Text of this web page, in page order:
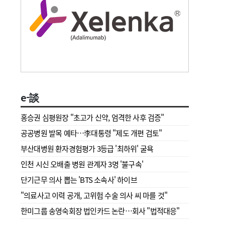
e-談
홍승권 심평원장 " 초고가 신약, 엄격한 사후 검증"
공공병원 발목 예타…李대통령 "제도 개편 검토"
부산대병원 환자경험평가 3등급 '최하위' 굴욕
인천 시신 오배출 병원 관계자 3명 '불구속'
단기근무 의사 뽑는 'BTS 소속사' 하이브
"의료사고 이력 공개, 고위험 수술 의사 씨 마를 것"
한미그룹 송영숙회장 법인카드 논란…회사 "법적대응"